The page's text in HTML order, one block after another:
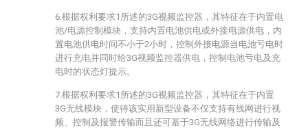
6.根据权利要求1所述的3G视频监控器，其特征在于内置电
池/电源控制模块，支持内置电池供电或外接电源供电，内
置电池供电时间不小于2小时，控制外接电源当电池亏电时
进行充电并同时给3G视频监控器供电，控制电池亏电及充
电时的状态灯提示。
7.根据权利要求1所述的3G视频监控器，其特征在于内置
3G无线模块，使得该实用新型设备不仅支持有线网进行视
频、控制及报警传输而且还可基于3G无线网络进行传输及